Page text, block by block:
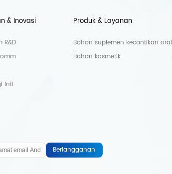
& Inovasi
R&D
Inti
Produk & Layanan
Bahan suplemen kecantikan oral
Bahan kosmetik
Berlangganan